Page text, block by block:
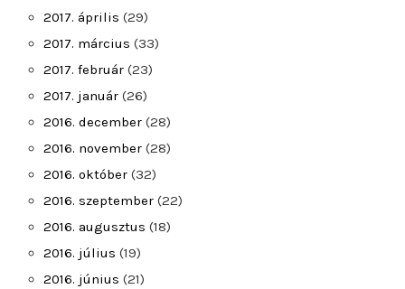
2017. április (29)
2017. március (33)
2017. február (23)
2017. január (26)
2016. december (28)
2016. november (28)
2016. október (32)
2016. szeptember (22)
2016. augusztus (18)
2016. július (19)
2016. június (21)